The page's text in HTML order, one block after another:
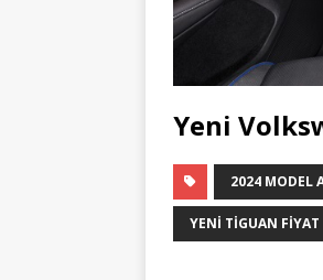
Yeni
2024 MODEL
YENI TIGUAN FIYAT